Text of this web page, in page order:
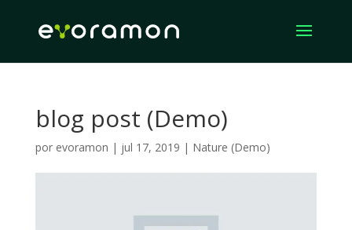
blog post (Demo)
por evoramon | jul 17, 2019 | Nature (Demo)